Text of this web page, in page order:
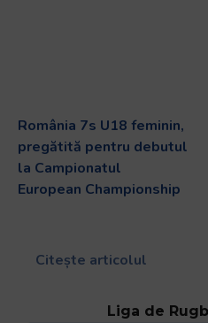
România 7s U18 feminin,
pregătită pentru debutul
la Campionatul
European Championship
Citește articolul
Liga de